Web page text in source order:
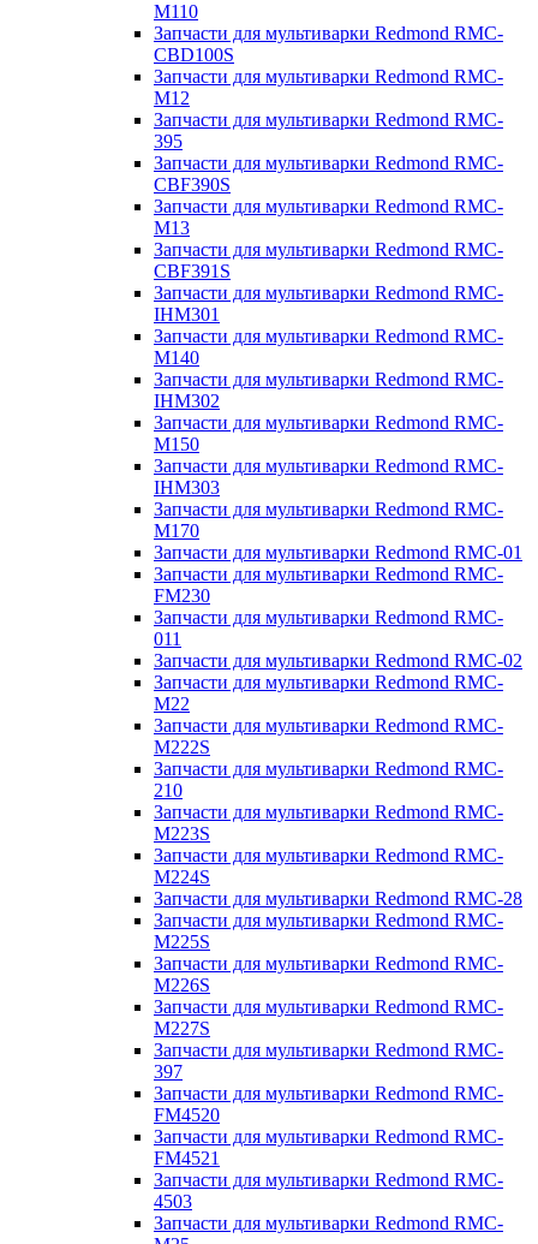
M110
Запчасти для мультиварки Redmond RMC-
CBD100S
Запчасти для мультиварки Redmond RMC-
M12
Запчасти для мультиварки Redmond RMC-
395
Запчасти для мультиварки Redmond RMC-
CBF390S
Запчасти для мультиварки Redmond RMC-
M13
Запчасти для мультиварки Redmond RMC-
CBF391S
Запчасти для мультиварки Redmond RMC-
IHM301
Запчасти для мультиварки Redmond RMC-
M140
Запчасти для мультиварки Redmond RMC-
IHM302
Запчасти для мультиварки Redmond RMC-
M150
Запчасти для мультиварки Redmond RMC-
IHM303
Запчасти для мультиварки Redmond RMC-
M170
Запчасти для мультиварки Redmond RMC-01
Запчасти для мультиварки Redmond RMC-
FM230
Запчасти для мультиварки Redmond RMC-
011
Запчасти для мультиварки Redmond RMC-02
Запчасти для мультиварки Redmond RMC-
M22
Запчасти для мультиварки Redmond RMC-
M222S
Запчасти для мультиварки Redmond RMC-
210
Запчасти для мультиварки Redmond RMC-
M223S
Запчасти для мультиварки Redmond RMC-
M224S
Запчасти для мультиварки Redmond RMC-28
Запчасти для мультиварки Redmond RMC-
M225S
Запчасти для мультиварки Redmond RMC-
M226S
Запчасти для мультиварки Redmond RMC-
M227S
Запчасти для мультиварки Redmond RMC-
397
Запчасти для мультиварки Redmond RMC-
FM4520
Запчасти для мультиварки Redmond RMC-
FM4521
Запчасти для мультиварки Redmond RMC-
4503
Запчасти для мультиварки Redmond RMC-